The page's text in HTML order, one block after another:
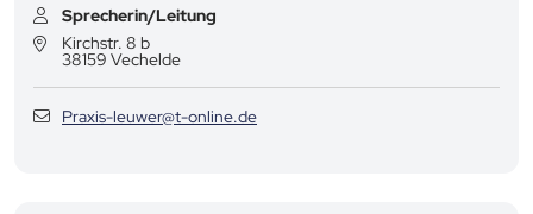
Sprecherin/Leitung
Kirchstr. 8 b
38159 Vechelde
Praxis-leuwer@t-online.de